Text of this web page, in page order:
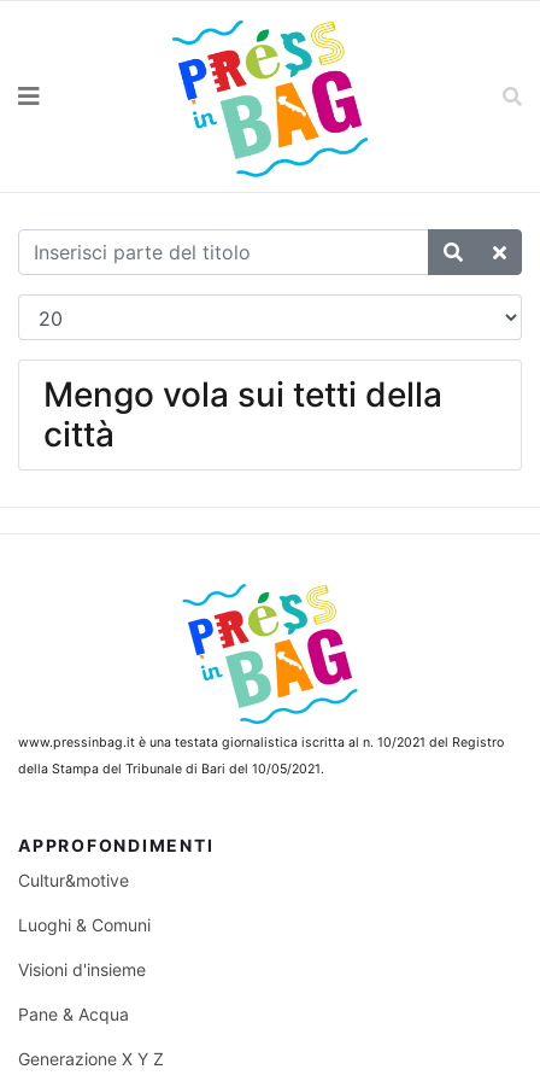
Mengo vola sui tetti della
città
www.pressinbag.it è una testata giornalistica iscritta al n. 10/2021 del Registro
della Stampa del Tribunale di Bari del 10/05/2021.
APPROFONDIMENTI
Cultur&motive
Luoghi & Comuni
Visioni d'insieme
Pane & Acqua
Generazione X Y Z